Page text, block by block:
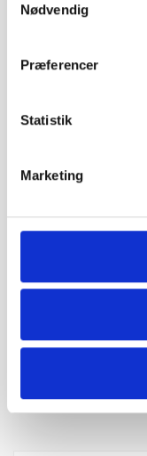
Nødvendig
Præferencer
Statistik
Marketing
Du kan bestille en